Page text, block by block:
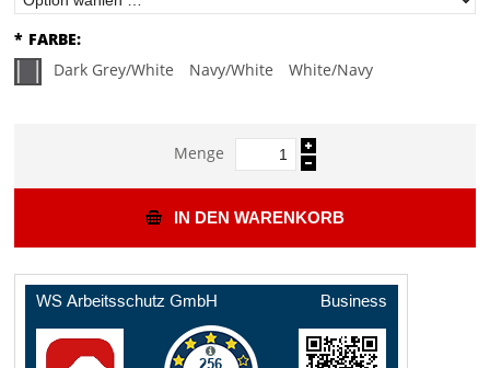
* FARBE:
Dark Grey/White
Navy/White White/Navy
Menge
IN DEN WARENKORB